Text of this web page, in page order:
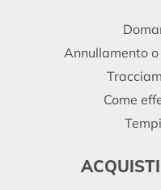
Annullamento
Come